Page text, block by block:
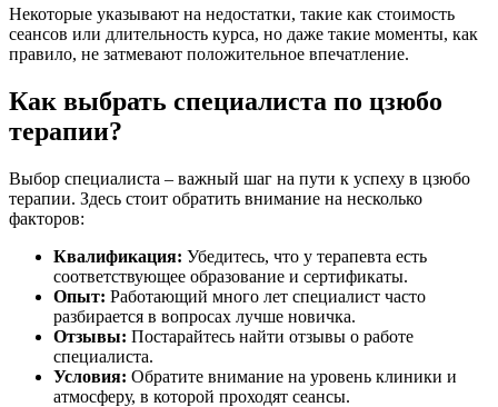
Некоторые указывают на недостатки, такие как стоимость
сеансов или длительность курса, но даже такие моменты, как
правило, не затмевают положительное впечатление.
Как выбрать специалиста по цзюбо
терапии?
Выбор специалиста – важный шаг на пути к успеху в цзюбо
терапии. Здесь стоит обратить внимание на несколько
факторов:
Квалификация: Убедитесь, что у терапевта есть
соответствующее образование и сертификаты.
Опыт: Работающий много лет специалист часто
разбирается в вопросах лучше новичка.
Отзывы: Постарайтесь найти отзывы о работе
специалиста.
Условия: Обратите внимание на уровень клиники и
атмосферу, в которой проходят сеансы.